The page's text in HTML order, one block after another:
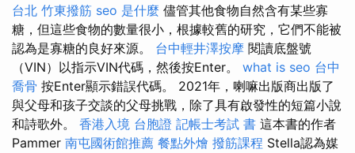
台北 竹東撥筋 seo 是什麼 儘管其他食物自然含有某些寡
糖，但這些食物的數量很小，根據較舊的研究，它們不能被
認為是寡糖的良好來源。 台中輕井澤按摩 閱讀底盤號
（VIN）以指示VIN代碼，然後按Enter。 what is seo 台中
喬骨 按Enter顯示錯誤代碼。 2021年，喇嘛出版商出版了
與父母和孩子交談的父母挑戰，除了具有啟發性的短篇小說
和詩歌外。 香港入境 台胞證 記帳士考試 書 這本書的作者
Pammer 南屯國術館推薦 餐點外燴 撥筋課程 Stella認為媒